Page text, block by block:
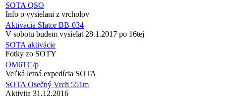
SOTA QSO
Info o vysielani z vrcholov
Aktivacia SIator BB-034
V sobotu budem vysielat 28.1.2017 po 16tej
SOTA aktivácie
Fotky zo SOTY
OM6TC/p
Veľká letná expedícia SOTA
SOTA Osečný Vrch 551m
Aktivita 31.12.2016